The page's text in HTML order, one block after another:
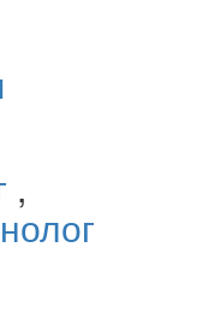
,